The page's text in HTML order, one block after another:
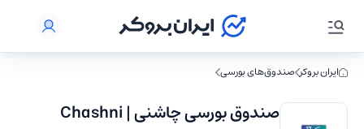
ایران بروکر صندوق‌های بورسی
صندوق بورسی چاشنی | Chashni